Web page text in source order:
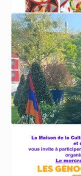
... lire plus
ACTUALITÉS
Repas de la
La Croix Bleue
section
organise... lire plus
ACTUALITÉS